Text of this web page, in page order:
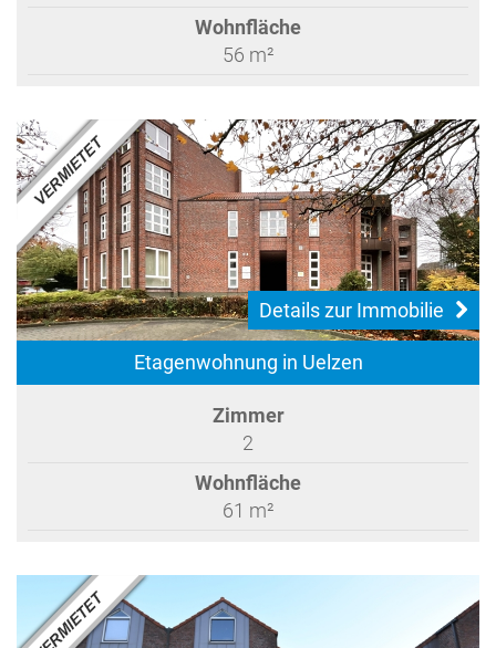
Wohnfläche
56 m²
Details zur Immobilie
Etagenwohnung in Uelzen
Zimmer
2
Wohnfläche
61 m²